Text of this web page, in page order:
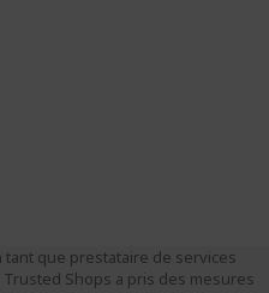
que prestataire de services
Shops a pris des mesures